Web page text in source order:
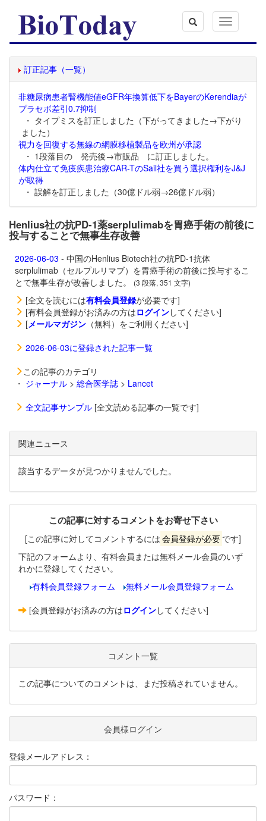
Toggle
navigation
訂正記事（一覧）
非糖尿病患者腎機能値eGFR年換算低下をBayerのKerendiaが
プラセボ差引0.7抑制
・ タイプミスを訂正しました（下がってきました→下がり
ました）
視力を回復する無線の網膜移植製品を欧州が承認
・ 1段落目の 発売後→市販品 に訂正しました。
体内仕立て免疫疾患治療CAR-TのSail社を買う選択権利をJ&J
が取得
・ 誤解を訂正しました（30億ドル弱→26億ドル弱）
Henlius社の抗PD-1薬serplulimabを胃癌手術の前後に
投与することで無事生存改善
2026-06-03 - 中国のHenlius Biotech社の抗PD-1抗体
serplulimab（セルプルリマブ）を胃癌手術の前後に投与するこ
とで無事生存が改善しました。
(3 段落, 351 文字)
[全文を読むには有料会員登録が必要です]
[有料会員登録がお済みの方はログインしてください]
[メールマガジン （無料）をご利用ください]
2026-06-03に登録された記事一覧
この記事のカテゴリ
・ ジャーナル > 総合医学誌 > Lancet
全文記事サンプル [全文読める記事の一覧です]
関連ニュース
該当するデータが見つかりませんでした。
この記事に対するコメントをお寄せ下さい
[この記事に対してコメントするには 会員登録が必要 です]
下記のフォームより、有料会員または無料メール会員のいず
れかに登録してください。
有料会員登録フォーム
無料メール会員登録フォーム
[会員登録がお済みの方はログインしてください]
コメント一覧
この記事についてのコメントは、まだ投稿されていません。
会員様ログイン
登録メールアドレス：
パスワード：